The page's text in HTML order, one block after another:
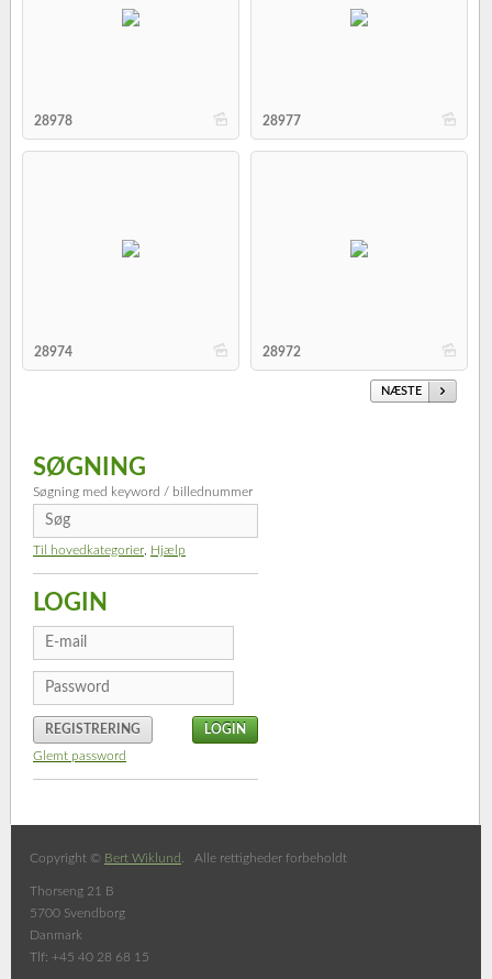
b
28978 b
28977
b
28974 b
28972
NÆSTE
SØGNING
Søgning med keyword / billednummer
Til hovedkategorier Hjælp
LOGIN
REGISTRERING
Glemt password
Copyright © Bert Wiklund . Alle rettigheder forbeholdt
Thorseng 21 B
5700 Svendborg
Danmark
Tlf: +45 40 28 68 15